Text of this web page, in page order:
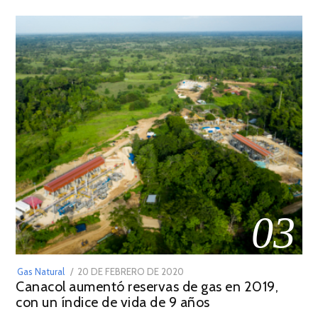
03
Gas Natural
POSTED
ON
20 DE FEBRERO DE 2020
DE
JULIO
Canacol aumentó reservas de gas en 2019,
con un índice de vida de 9 años